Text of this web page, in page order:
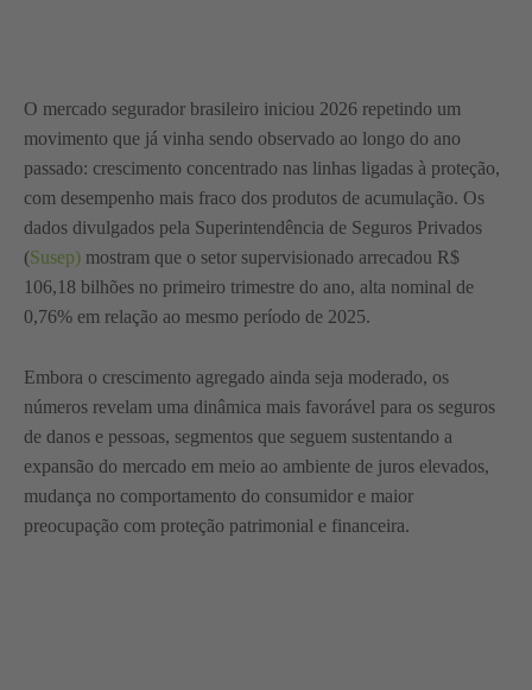
O mercado segurador brasileiro iniciou 2026 repetindo um
movimento que já vinha sendo observado ao longo do ano
passado: crescimento concentrado nas linhas ligadas à proteção,
com desempenho mais fraco dos produtos de acumulação. Os
dados divulgados pela Superintendência de Seguros Privados
(Susep) mostram que o setor supervisionado arrecadou R$
106,18 bilhões no primeiro trimestre do ano, alta nominal de
0,76% em relação ao mesmo período de 2025.
Embora o crescimento agregado ainda seja moderado, os
números revelam uma dinâmica mais favorável para os seguros
de danos e pessoas, segmentos que seguem sustentando a
expansão do mercado em meio ao ambiente de juros elevados,
mudança no comportamento do consumidor e maior
preocupação com proteção patrimonial e financeira.